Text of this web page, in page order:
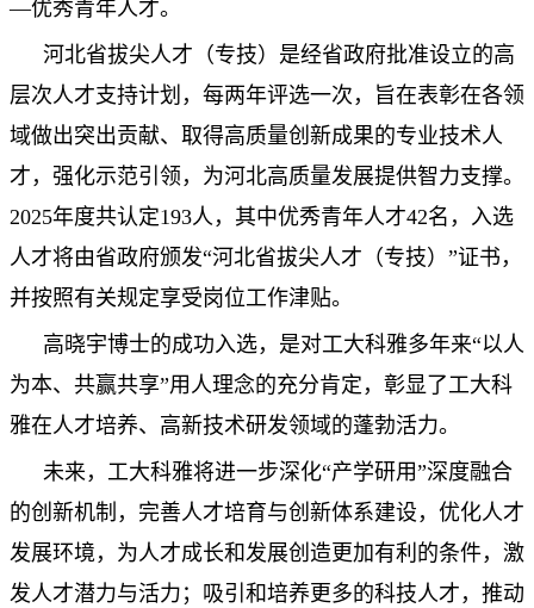
—优秀青年人才。
河北省拔尖人才（专技）是经省政府批准设立的高
层次人才支持计划，每两年评选一次，旨在表彰在各领
域做出突出贡献、取得高质量创新成果的专业技术人
才，强化示范引领，为河北高质量发展提供智力支撑。
2025年度共认定193人，其中优秀青年人才42名，入选
人才将由省政府颁发“河北省拔尖人才（专技）”证书，
并按照有关规定享受岗位工作津贴。
高晓宇博士的成功入选，是对工大科雅多年来“以人
为本、共赢共享”用人理念的充分肯定，彰显了工大科
雅在人才培养、高新技术研发领域的蓬勃活力。
未来，工大科雅将进一步深化“产学研用”深度融合
的创新机制，完善人才培育与创新体系建设，优化人才
发展环境，为人才成长和发展创造更加有利的条件，激
发人才潜力与活力；吸引和培养更多的科技人才，推动